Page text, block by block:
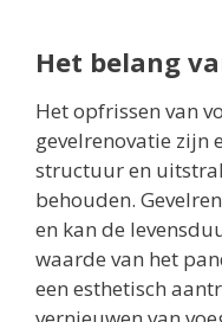
Het belang
Het opfrissen van
gevelrenovatie zijn
structuur en
behouden.
en kan de
waarde van het
een esthetisch